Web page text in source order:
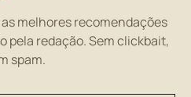
melhores recomendações
pela redação. Sem clickbait,
spam.